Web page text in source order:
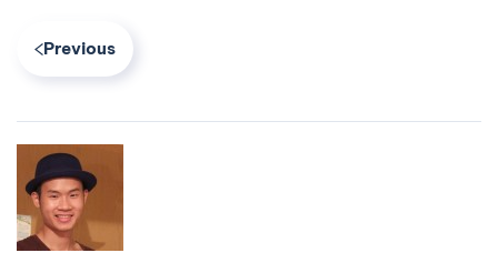
Previous